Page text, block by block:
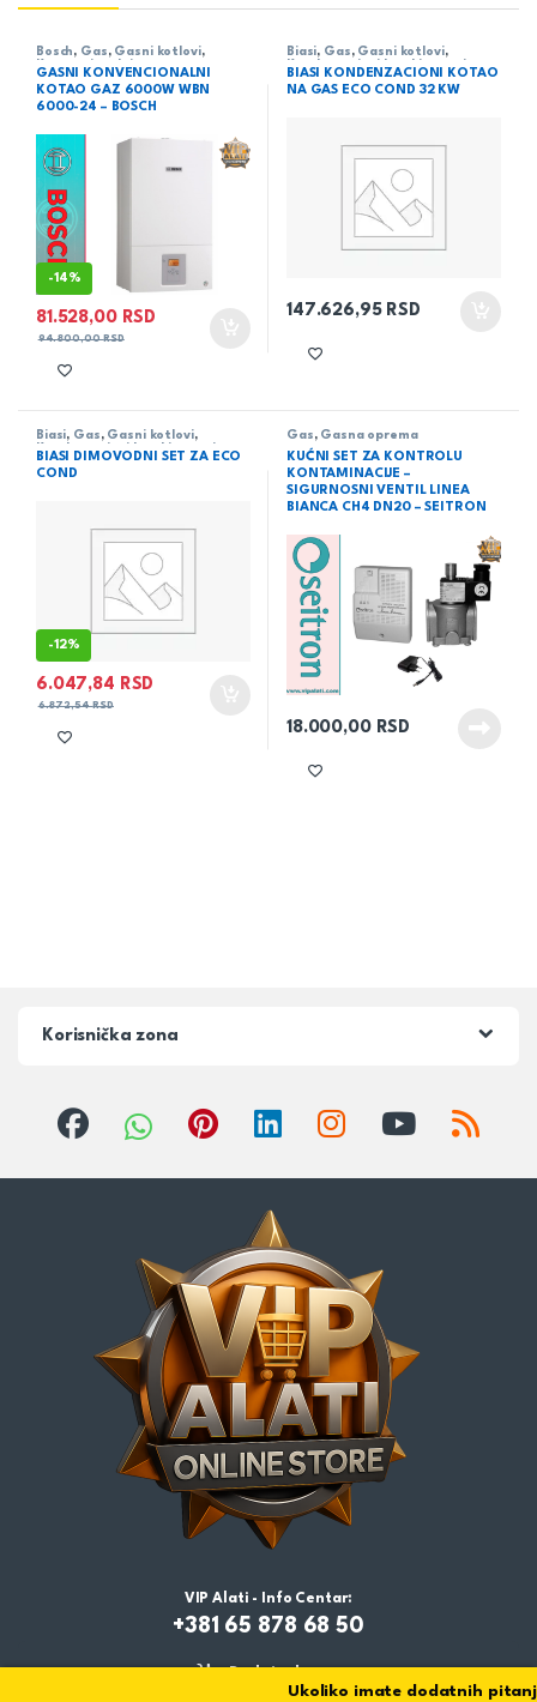
Dodaj u korpu
Bosch , Gas , Gasni kotlovi,
GASNI KONVENCIONALNI
KOTAO GAZ 6000W WBN
6000-24 – BOSCH
-14%
81.528,00 RSD
94.800,00RSD
Biasi, Gas , Gasni kotlovi,
BIASI KONDENZACIONI KOTAO
NA GAS ECO COND 32 KW
147.626,95 RSD
Biasi, Gas , Gasni kotlovi,
BIASI DIMOVODNI SET ZA ECO
COND
-12%
6.047,84 RSD
6.872,54RSD
Gas , Gasna oprema
KUĆNI SET ZA KONTROLU
KONTAMINACIJE –
SIGURNOSNI VENTIL LINEA
BIANCA CH4 DN20 – SEITRON
18.000,00 RSD
Korisnička zona
VIP Alati - Info Centar:
+381 65 878 68 50
Ukoliko imate dodatnih